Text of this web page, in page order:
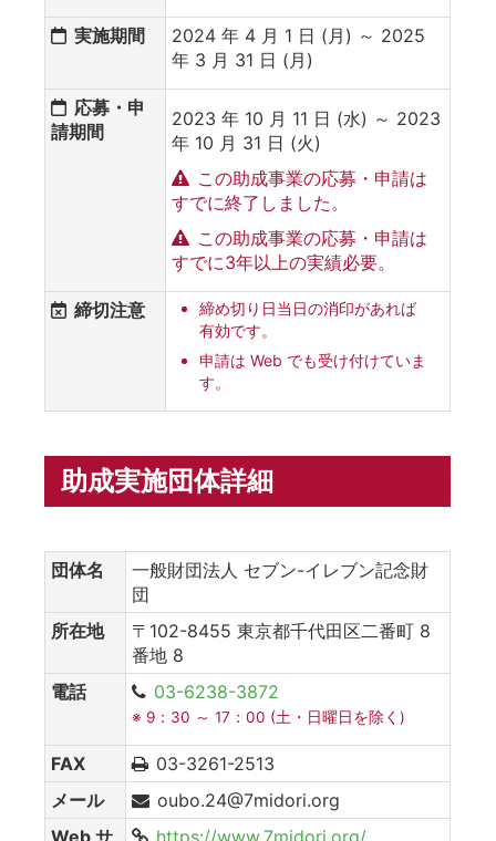
実施期間
2024 年 4 月 1 日 (月) ～ 2025
年 3 月 31 日 (月)
応募・申
請期間
2023 年 10 月 11 日 (水) ～ 2023
年 10 月 31 日 (火)
この助成事業の応募・申請は
すでに終了しました。
この助成事業の応募・申請は
すでに3年以上の実績必要。
締切注意
締め切り日当日の消印があれば
有効です。
申請は Web でも受け付けていま
す。
助成実施団体詳細
団体名
一般財団法人 セブン-イレブン記念財
団
所在地
〒102-8455 東京都千代田区二番町 8
番地 8
電話
03-6238-3872
※ 9：30 ～ 17：00 (土・日曜日を除く)
FAX
03-3261-2513
メール
oubo.24@7midori.org
Web サ
https://www.7midori.org/